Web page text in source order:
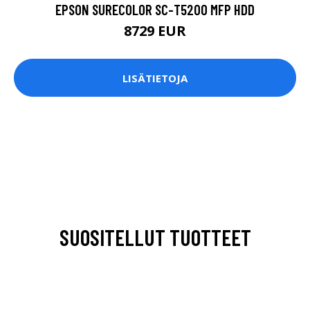
EPSON SURECOLOR SC-T5200 MFP HDD
8729 EUR
LISÄTIETOJA
SUOSITELLUT TUOTTEET